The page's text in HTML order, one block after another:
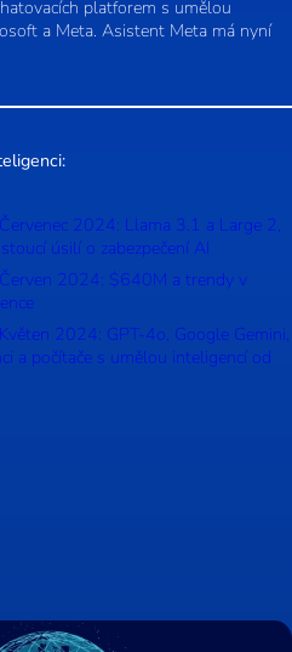
platforem s umělou
a Meta. Asistent Meta má nyní
2024: Llama 3.1 a Large 2,
úsilí o zabezpečení AI
2024: $640M a trendy v
2024: GPT-4o, Google Gemini,
a počítače s umělou inteligencí od